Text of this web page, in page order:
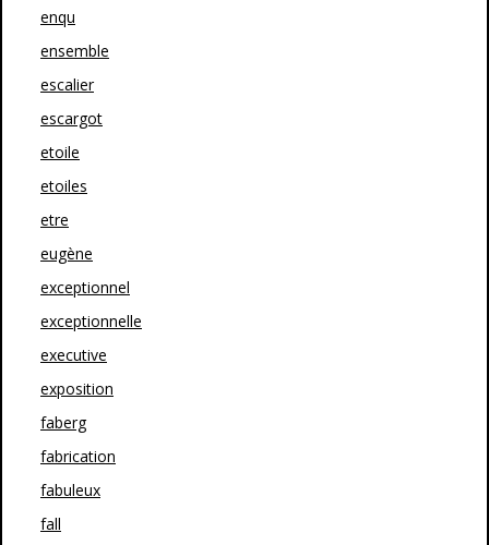
enqu
ensemble
escalier
escargot
etoile
etoiles
etre
eugène
exceptionnel
exceptionnelle
executive
exposition
faberg
fabrication
fabuleux
fall